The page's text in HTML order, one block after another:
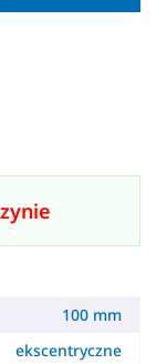
100 mm
ekscentryczne